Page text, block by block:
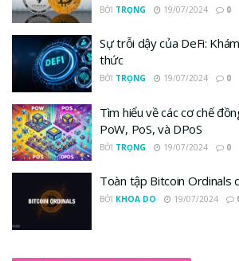
BỞI TRỌNG 19/07/2024 0
Sự trỗi dậy của DeFi:
thức
BỞI TRỌNG 19/07/2024 0
Tìm hiểu về các cơ chế
PoW, PoS, và DPoS
BỞI TRỌNG 19/07/2024 0
Toàn tập Bitcoin Ordinals
BỞI KHOA DO 19/07/2024